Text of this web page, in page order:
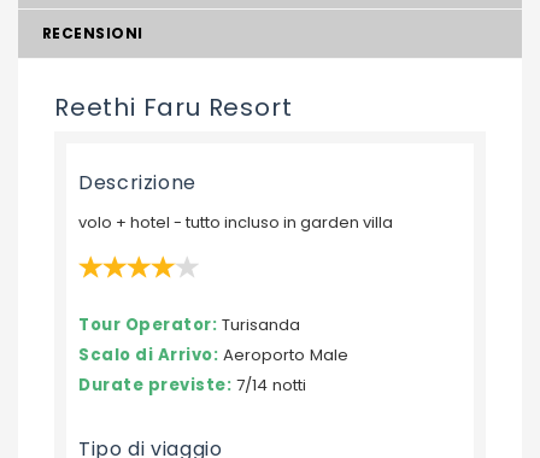
RECENSIONI
Reethi Faru Resort
Descrizione
volo + hotel - tutto incluso in garden villa
Tour Operator: Turisanda
Scalo di Arrivo: Aeroporto Male
Durate previste: 7/14 notti
Tipo di viaggio